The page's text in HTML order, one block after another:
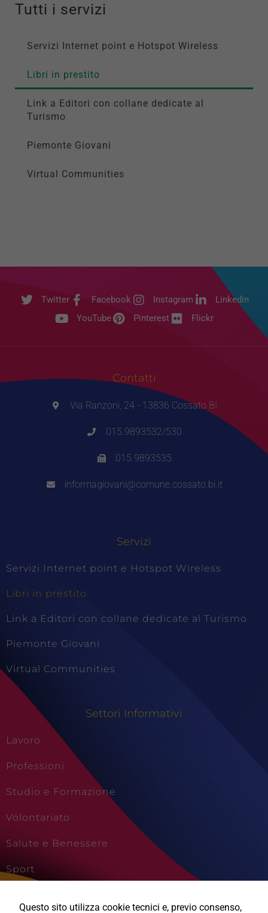
Tutti i servizi
Servizi Internet point e Hotspot Wireless
Libri in prestito
Link a Editori con collane dedicate al
Turismo
Piemonte Giovani
Virtual Communities
Twitter Facebook Instagram
Linkedin
YouTube
Pinterest Flickr
Contatti
Via Ranzoni, 24 - 13836 Cossato BI
015.9893532/530
015.9893535
informagiovani@comune.cossato.bi.it
Servizi
Servizi Internet point e Hotspot Wireless
Libri in prestito
Link a Editori con collane dedicate al Turismo
Piemonte Giovani
Virtual Communities
Settori Informativi
Lavoro
Professioni
Studio e Formazione
Volontariato
Salute e Benessere
Sport
Questo sito utilizza cookie tecnici e, previo consenso,